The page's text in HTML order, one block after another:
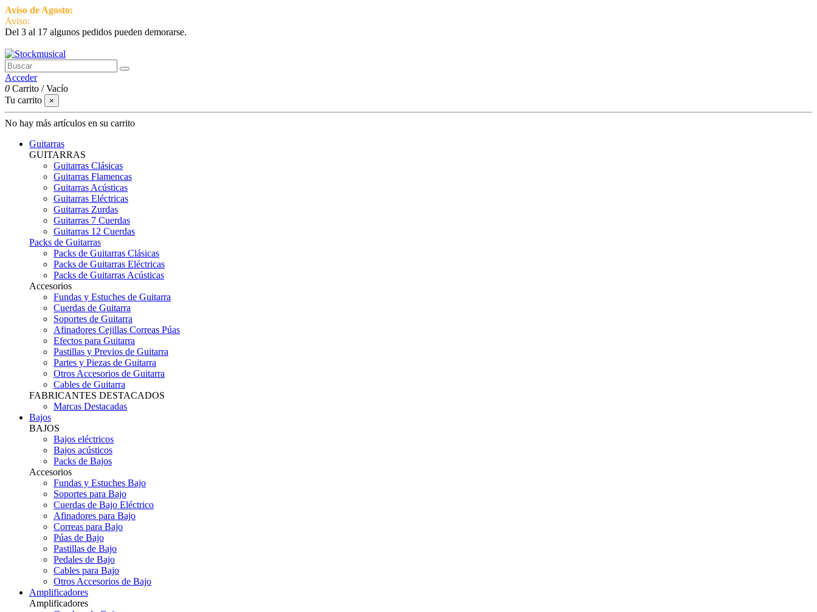
Aviso de Agosto:
Aviso:
Del 3 al 17 algunos pedidos pueden demorarse.
Acceder
0 Carrito /Vacío
Tu carrito
×
No hay más artículos en su carrito
Guitarras
GUITARRAS
Guitarras Clásicas
Guitarras Flamencas
Guitarras Acústicas
Guitarras Eléctricas
Guitarras Zurdas
Guitarras 7 Cuerdas
Guitarras 12 Cuerdas
Packs de Guitarras
Packs de Guitarras Clásicas
Packs de Guitarras Eléctricas
Packs de Guitarras Acústicas
Accesorios
Fundas y Estuches de Guitarra
Cuerdas de Guitarra
Soportes de Guitarra
Afinadores Cejillas Correas Púas
Efectos para Guitarra
Pastillas y Previos de Guitarra
Partes y Piezas de Guitarra
Otros Accesorios de Guitarra
Cables de Guitarra
FABRICANTES DESTACADOS
Marcas Destacadas
Bajos
BAJOS
Bajos eléctricos
Bajos acústicos
Packs de Bajos
Accesorios
Fundas y Estuches Bajo
Soportes para Bajo
Cuerdas de Bajo Eléctrico
Afinadores para Bajo
Correas para Bajo
Púas de Bajo
Pastillas de Bajo
Pedales de Bajo
Cables para Bajo
Otros Accesorios de Bajo
Amplificadores
Amplificadores